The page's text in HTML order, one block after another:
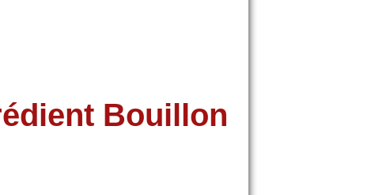
Bouillon